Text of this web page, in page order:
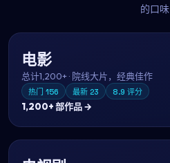
的口味
电影
总计1,200+· 院线大片，经典佳作
热门 156 最新 23 8.9 评分
1,200+部作品 →